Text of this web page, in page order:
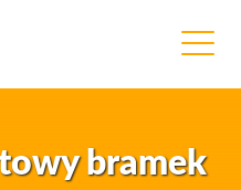
bramek